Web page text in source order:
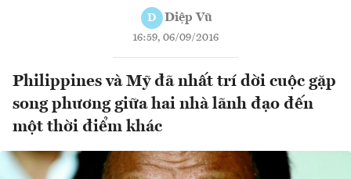
D Diệp Vũ
16:59, 06/09/2016
Philippines và Mỹ đã nhất trí dời cuộc gặp
song phương giữa hai nhà lãnh đạo đến
một thời điểm khác